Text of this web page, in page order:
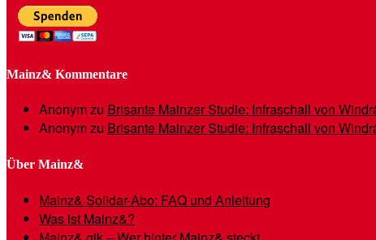
Mainz& Kommentare
Anonymzu Brisante Mainzer Studie: Infraschall von
Anonymzu Brisante Mainzer Studie: Infraschall von
Über Mainz&
Mainz& Solidar-Abo: FAQ und Anleitung
Was ist Mainz&?